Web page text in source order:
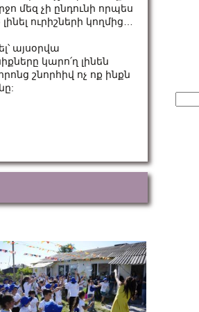
մեզ չի ընդունի որպես
ուրիշների կողմից…
այսօրվա
կարո՛ղ լինեն
շնորհիվ ոչ ոք ինքն
for: